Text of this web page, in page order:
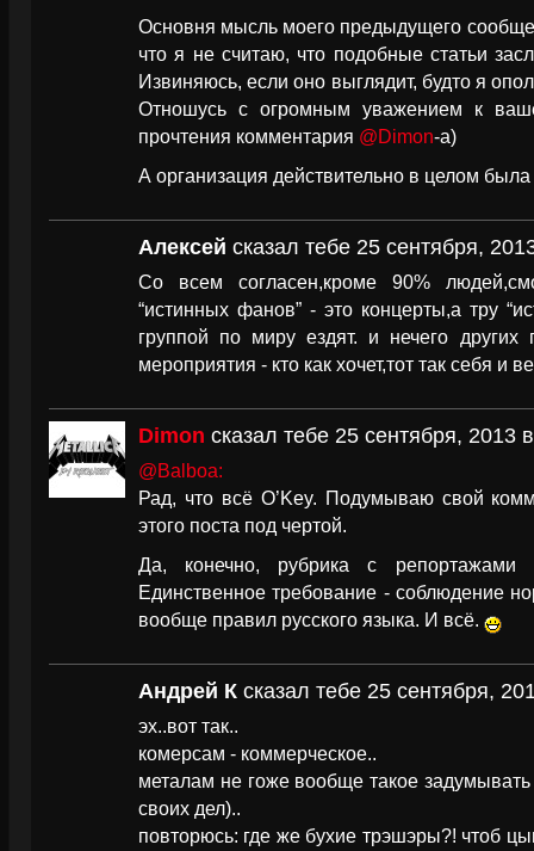
Основня мысль моего предыдущего
что я не считаю, что подобные статьи
Извиняюсь, если оно выглядит, будто я
Отношусь с огромным уважением к
прочтения комментария @Dimon-a)
А организация действительно в целом
Алексей сказал тебе 25 сентября,
Со всем согласен,кроме 90%
“истинных фанов” - это концерты,а тру
группой по миру ездят. и нечего других
мероприятия - кто как хочет,тот так себя и
Dimon сказал тебе 25 сентября, 2013
@Balboa:
Рад, что всё O’Key. Подумываю свой
этого поста под чертой.
Да, конечно, рубрика с репортажами
Единственное требование - соблюдение
вообще правил русского языка. И всё.
Андрей К сказал тебе 25 сентября,
эх..вот так..
комерсам - коммерческое..
металам не гоже вообще такое
своих дел)..
повторюсь: где же бухие трэшэры?! чтоб